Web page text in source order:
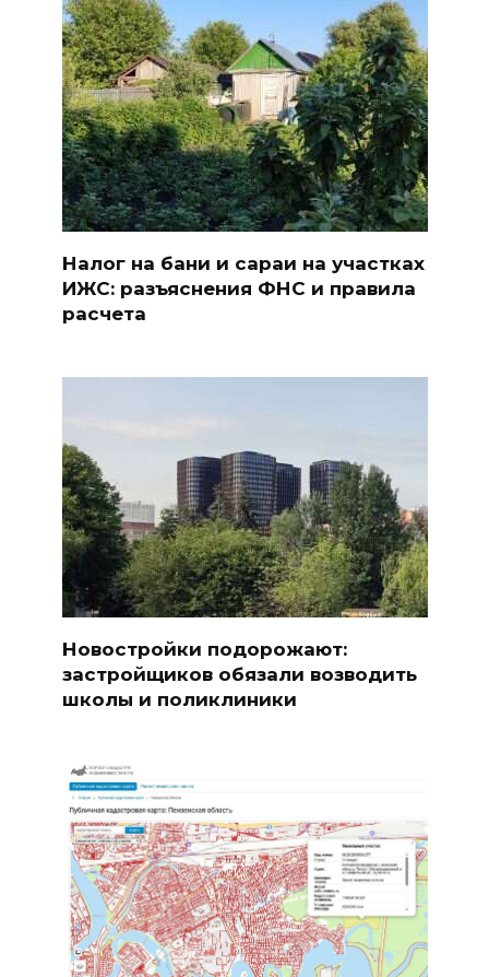
Налог на бани и сараи на участках
ИЖС: разъяснения ФНС и правила
расчета
Новостройки подорожают:
застройщиков обязали возводить
школы и поликлиники